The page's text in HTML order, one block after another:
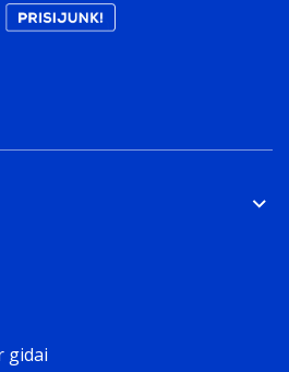
gidai